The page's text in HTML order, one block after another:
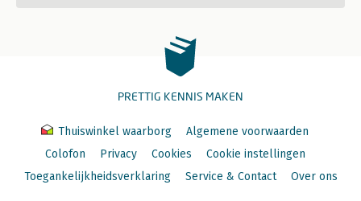
PRETTIG KENNIS MAKEN
Thuiswinkel waarborg
Algemene voorwaarden
Colofon
Privacy Cookies
Cookie instellingen
Toegankelijkheidsverklaring
Service & Contact Over ons